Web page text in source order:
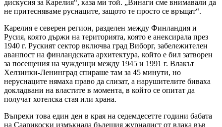
дискусия за Карелия“, каза ми той. „Винаги сме внимавали да
не притесняваме руснаците, защото те просто се връщат“.
Карелия е северен регион, разделен между Финландия и
Русия, която държи на територията, която е анексирала през
1940 г. Руският сектор включва град Виборг, забележителен
аванпост на финландската архитектура, който е бил затворен
за посещения на чужденци между 1945 и 1991 г. Влакът
Хелзинки-Ленинград спираше там за 45 минути, но
неруснаците нямаха право да слизат, а нарушителите биваха
докладвани на властите в момента, в който се опитат да
получат хотелска стая или храна.
Въпреки това един ден в края на седемдесетте години бабата
на Саарикоски измъкнала бъдещия журналист от влака във